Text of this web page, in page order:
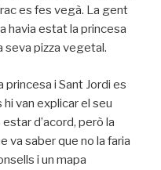
es fes vegà. La gent
havia estat la princesa
seva pizza vegetal.
princesa i Sant Jordi es
van explicar el seu
d’acord, però la
va saber que no la faria
i un mapa